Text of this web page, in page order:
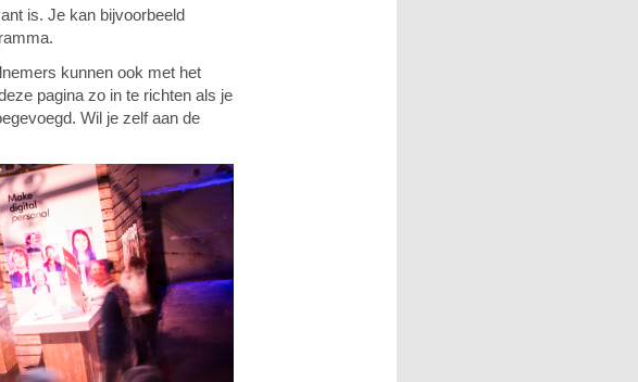
is. Je kan bijvoorbeeld
kunnen ook met het
pagina zo in te richten als je
Wil je zelf aan de